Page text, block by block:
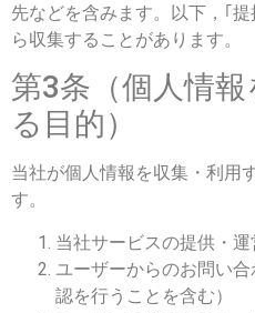
先などを含みます。以下，｢
ら収集することがあります。
第3条（個人情
る目的）
当社が個人情報を収集・利用
す。
当社サービスの提供・運
ユーザーからのお問い
認を行うことを含む）